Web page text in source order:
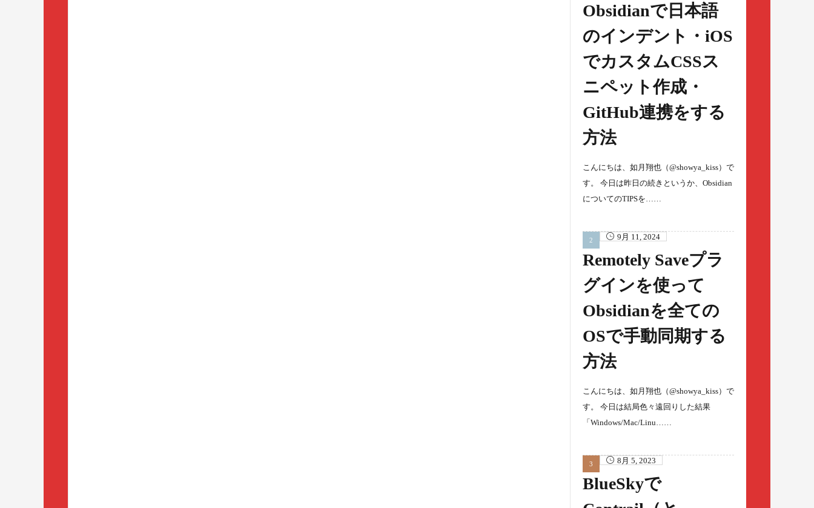
Obsidianで日本語
のインデント・iOS
でカスタムCSSス
ニペット作成・
GitHub連携をする
方法
こんにちは、如月翔也（@showya_kiss）で
す。 今日は昨日の続きというか、Obsidian
についてのTIPSを……
9月 11, 2024
Remotely Saveプラ
グインを使って
Obsidianを全ての
OSで手動同期する
方法
こんにちは、如月翔也（@showya_kiss）で
す。 今日は結局色々遠回りした結果
「Windows/Mac/Linu……
8月 5, 2023
BlueSkyで